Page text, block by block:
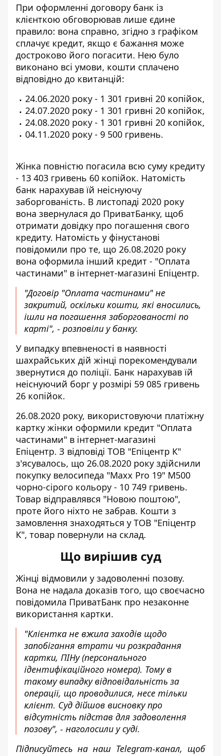
При оформленні договору банк із
клієнткою обговорював лише єдине
правило: вона справно, згідно з графіком
сплачує кредит, якщо є бажання може
достроково його погасити. Нею було
виконано всі умови, кошти сплачено
відповідно до квитанцій:
24.06.2020 року - 1 301 гривні 20 копійок,
24.07.2020 року - 1 301 гривні 20 копійок,
24.08.2020 року - 1 301 гривні 20 копійок,
04.11.2020 року - 9 500 гривень.
Жінка повністю погасила всю суму кредиту
- 13 403 гривень 60 копійок. Натомість
банк нарахував їй неіснуючу
заборгованість. В листопаді 2020 року
вона звернулася до ПриватБанку, щоб
отримати довідку про погашення свого
кредиту. Натомість у фінустанові
повідомили про те, що 26.08.2020 року
вона оформила інший кредит - "Оплата
частинами" в інтернет-магазині Епіцентр.
"Договір "Оплата частинами" не
закритий, оскільки кошти, які вносились,
ішли на погашення заборгованості по
карті", - розповіли у банку.
У випадку впевненості в наявності
шахрайських дій жінці порекомендували
звернутися до поліції. Банк нарахував їй
неіснуючий борг у розмірі 59 085 гривень
26 копійок.
26.08.2020 року, використовуючи платіжну
картку жінки оформили кредит "Оплата
частинами" в інтернет-магазині
Епіцентр. З відповіді ТОВ "Епіцентр К"
з'ясувалось, що 26.08.2020 року здійснили
покупку велосипеда "Махх Pro 19" М500
чорно-сірого кольору - 10 749 гривень.
Товар відправлявся "Новою поштою",
проте його ніхто не забрав. Кошти з
замовлення знаходяться у TOB "Епіцентр
К", товар повернули на склад.
Що вирішив суд
Жінці відмовили у задоволенні позову.
Вона не надала доказів того, що своєчасно
повідомила ПриватБанк про незаконне
використання картки.
"Клієнтка не вжила заходів щодо
запобігання втрати чи розкрадання
картки, ПІНу (персонального
ідентифікаційного номера). Тому в
такому випадку відповідальність за
операції, що проводилися, несе тільки
клієнт. Суд дійшов висновку про
відсутність підстав для задоволення
позову", - наголосили у суді.
Підписуйтесь на наш Telegram-канал, щоб